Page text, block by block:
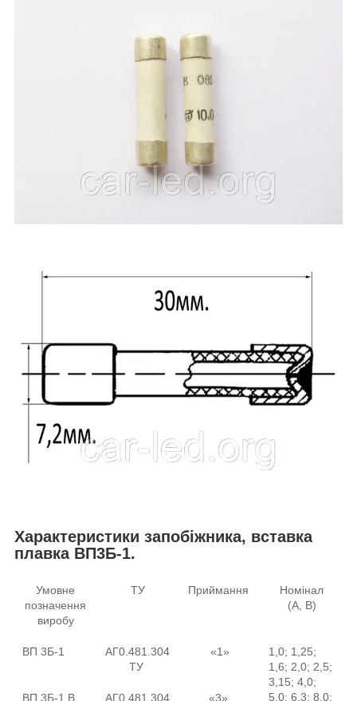
Характеристики запобіжника, вставка
плавка ВП3Б-1.
Умовне
позначення
виробу
ТУ Приймання
Номінал
(А, В)
ВП 3Б-1
АГ0.481.304
ТУ
«1»
1,0; 1,25;
1,6; 2,0; 2,5;
3,15; 4,0;
5,0; 6,3; 8,0;
ВП 3Б-1 В АГ0.481.304 «3»